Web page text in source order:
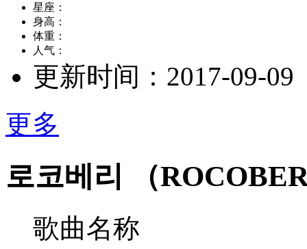
星座：
身高：
体重：
人气：
更新时间： 2017-09-09
更多
로코베리 （
歌曲名称